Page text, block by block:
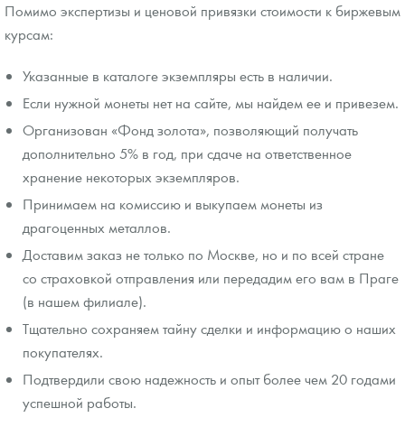
Помимо экспертизы и ценовой привязки стоимости к биржевым
курсам:
Указанные в каталоге экземпляры есть в наличии.
Если нужной монеты нет на сайте, мы найдем ее и привезем.
Организован «Фонд золота», позволяющий получать
дополнительно 5% в год, при сдаче на ответственное
хранение некоторых экземпляров.
Принимаем на комиссию и выкупаем монеты из
драгоценных металлов.
Доставим заказ не только по Москве, но и по всей стране
со страховкой отправления или передадим его вам в Праге
(в нашем филиале).
Тщательно сохраняем тайну сделки и информацию о наших
покупателях.
Подтвердили свою надежность и опыт более чем 20 годами
успешной работы.